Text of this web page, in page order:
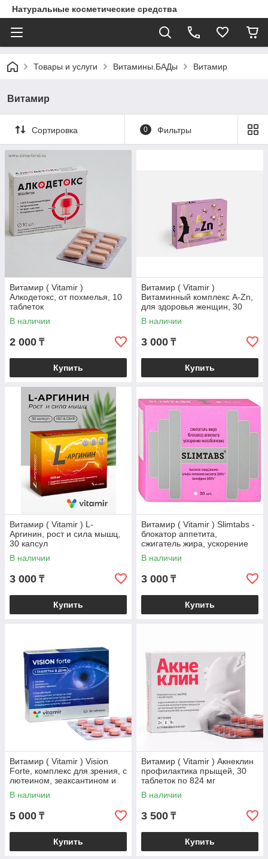
Натуральные косметические средства
Товары и услуги Витамины.БАДы Витамир
Витамир
Сортировка 0 Фильтры
Витамир ( Vitamir )
Алкодетокс, от похмелья, 10
таблеток
В наличии
2 000 ₸
Купить
Витамир ( Vitamir )
Витаминный комплекс A-Zn,
для здоровья женщин, 30
таблеток
В наличии
3 000 ₸
Купить
Витамир ( Vitamir ) L-
Аргинин, рост и сила мышц,
30 капсул
В наличии
3 000 ₸
Купить
Витамир ( Vitamir ) Slimtabs -
блокатор аппетита,
сжигатель жира, ускорение
метаболизма 30 таблеток
В наличии
3 000 ₸
Купить
Витамир ( Vitamir ) Vision
Forte, комплекс для зрения, с
лютеином, зеаксантином и
экстрактом черники, 30
таблеток
В наличии
5 000 ₸
Купить
Витамир ( Vitamir ) Акнеклин
профилактика прыщей, 30
таблеток по 824 мг
В наличии
3 500 ₸
Купить